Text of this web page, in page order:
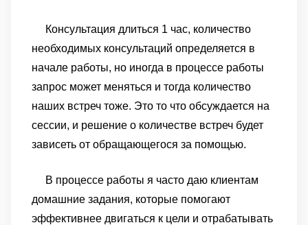
Консультация длиться 1 час, количество
необходимых консультаций определяется в
начале работы, но иногда в процессе работы
запрос может меняться и тогда количество
наших встреч тоже. Это то что обсуждается на
сессии, и решение о количестве встреч будет
зависеть от обращающегося за помощью.
В процессе работы я часто даю клиентам
домашние задания, которые помогают
эффективнее двигаться к цели и отрабатывать